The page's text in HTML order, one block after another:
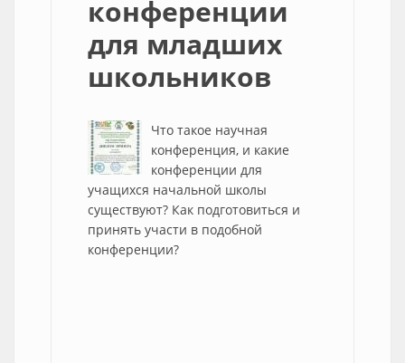
конференции
для младших
школьников
Что такое научная
конференция, и какие
конференции для
учащихся начальной школы
существуют? Как подготовиться и
принять участи в подобной
конференции?